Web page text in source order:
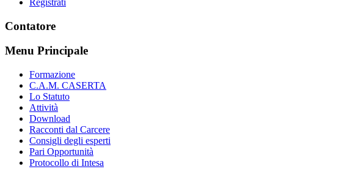
Registrati
Contatore
Menu Principale
Formazione
C.A.M. CASERTA
Lo Statuto
Attività
Download
Racconti dal Carcere
Consigli degli esperti
Pari Opportunità
Protocollo di Intesa